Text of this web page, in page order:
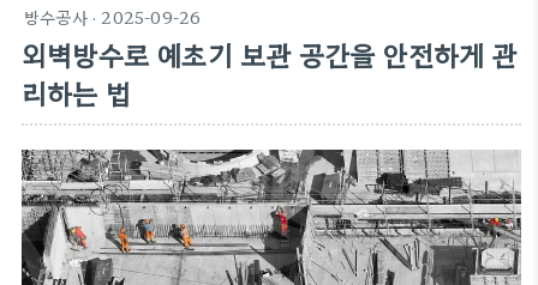
방수공사· 2025-09-26
외벽방수로 예초기 보관 공간을 안전하게 관
리하는 법